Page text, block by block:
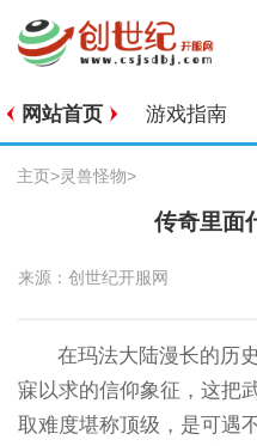
网站首页 游戏指南
主页>灵兽怪物>
传奇里面
来源：创世纪开服网
在玛法大陆漫长的历
寐以求的信仰象征，这把
取难度堪称顶级，是可遇